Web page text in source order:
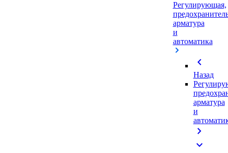
Регулирующая,
арматура
и
автоматика
chevron_left
Назад
арматура
и
chevron_right
expand_more